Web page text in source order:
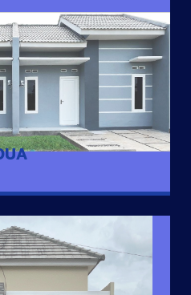
harga subsidi hanya 100
di Tuban